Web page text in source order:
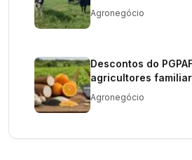
produtores
Agronegócio
Descontos do
agricultores
julho
Agronegócio